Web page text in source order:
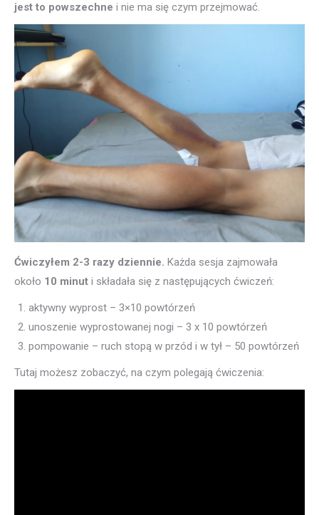
jest to powszechne i nie ma się czym przejmować.
Ćwiczyłem 2-3 razy dziennie. Każda sesja zajmowała
około 10 minut i składała się z następujących ćwiczeń:
aktywny wyprost – 3×10 powtórzeń
unoszenie wyprostowanej nogi – 3 x 10 powtórzeń
pompowanie – ruch stopą w przód i w tył – 50 powtórzeń
Tutaj możesz zobaczyć, na czym polegają ćwiczenia: